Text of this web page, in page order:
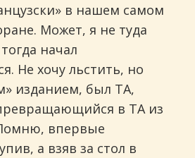
в нашем самом
Может, я не туда
начал
Не хочу льстить, но
изданием, был ТА,
в ТА из
впервые
а взяв за стол в